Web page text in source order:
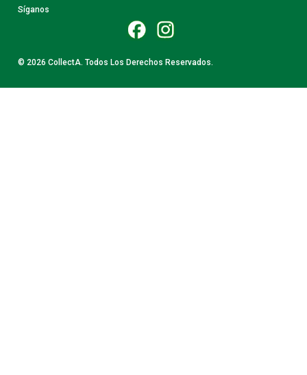
Síganos
© 2026 CollectA. Todos Los Derechos Reservados.